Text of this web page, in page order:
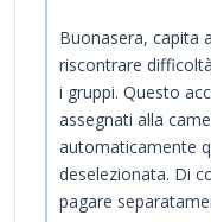
Buonasera, capita
riscontrare
i gruppi. Questo
assegnati alla
automaticamente
deselezionata. Di
pagare